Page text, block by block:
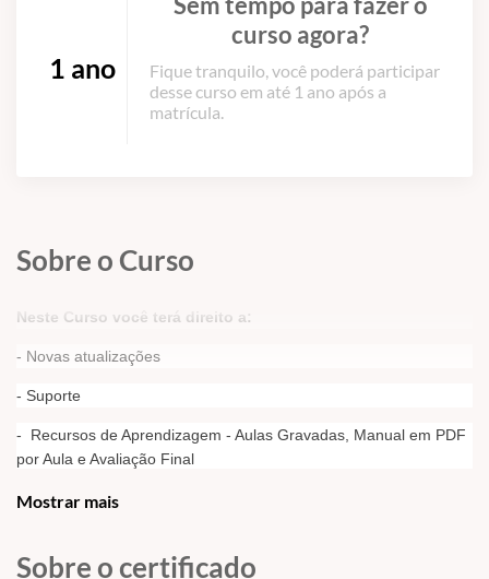
1 ano
curso agora?
Fique tranquilo, você poderá participar
desse curso em até 1 ano após a
matrícula.
Sobre o Curso
Neste Curso você terá direito a:
- Novas atualizações
- Suporte
- Recursos de Aprendizagem - Aulas Gravadas, Manual em PDF
por Aula e Avaliação Final
- Certificado -
Mostrar mais
Sobre o certificado